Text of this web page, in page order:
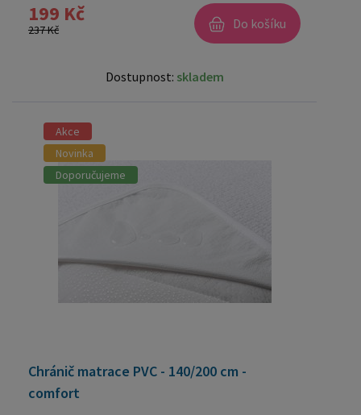
199 Kč
237 Kč Do košíku
Dostupnost: skladem
Akce
Novinka
Doporučujeme
Chránič matrace PVC - 140/200 cm -
comfort